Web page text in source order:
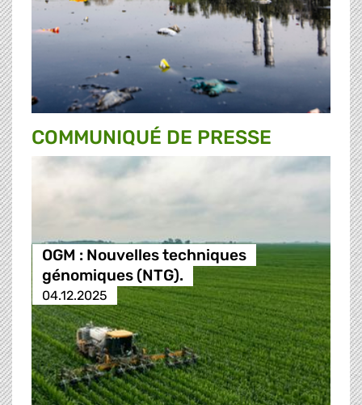
COMMUNIQUÉ DE PRESSE
OGM : Nouvelles techniques
génomiques (NTG).
04.12.2025